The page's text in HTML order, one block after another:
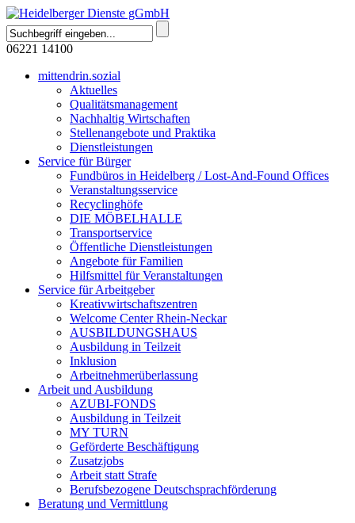
06221 14100
mittendrin.sozial
Aktuelles
Qualitätsmanagement
Nachhaltig Wirtschaften
Stellenangebote und Praktika
Dienstleistungen
Service für Bürger
Fundbüros in Heidelberg / Lost-And-Found Offices
Veranstaltungsservice
Recyclinghöfe
DIE MÖBELHALLE
Transportservice
Öffentliche Dienstleistungen
Angebote für Familien
Hilfsmittel für Veranstaltungen
Service für Arbeitgeber
Kreativwirtschaftszentren
Welcome Center Rhein-Neckar
AUSBILDUNGSHAUS
Ausbildung in Teilzeit
Inklusion
Arbeitnehmerüberlassung
Arbeit und Ausbildung
AZUBI-FONDS
Ausbildung in Teilzeit
MY TURN
Geförderte Beschäftigung
Zusatzjobs
Arbeit statt Strafe
Berufsbezogene Deutschsprachförderung
Beratung und Vermittlung